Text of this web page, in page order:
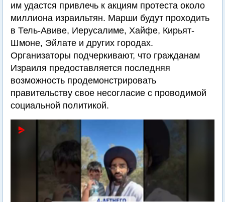
им удастся привлечь к акциям протеста около
миллиона израильтян. Марши будут проходить
в Тель-Авиве, Иерусалиме, Хайфе, Кирьят-
Шмоне, Эйлате и других городах.
Организаторы подчеркивают, что гражданам
Израиля предоставляется последняя
возможность продемонстрировать
правительству свое несогласие с проводимой
социальной политикой.